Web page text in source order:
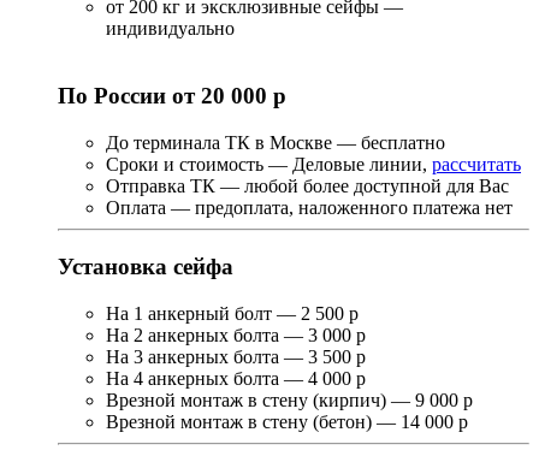
от 200 кг и эксклюзивные сейфы —
индивидуально
По России от 20 000 р
До терминала ТК в Москве — бесплатно
Сроки и стоимость — Деловые линии, рассчитать
Отправка ТК — любой более доступной для Вас
Оплата — предоплата, наложенного платежа нет
Установка сейфа
На 1 анкерный болт — 2 500 р
На 2 анкерных болта — 3 000 р
На 3 анкерных болта — 3 500 р
На 4 анкерных болта — 4 000 р
Врезной монтаж в стену (кирпич) — 9 000 р
Врезной монтаж в стену (бетон) — 14 000 р